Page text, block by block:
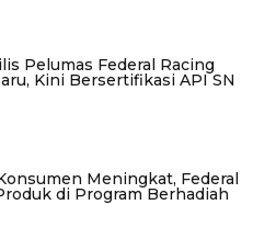
Pelumas Federal Racing
Kini Bersertifikasi API SN
Meningkat, Federal
di Program Berhadiah